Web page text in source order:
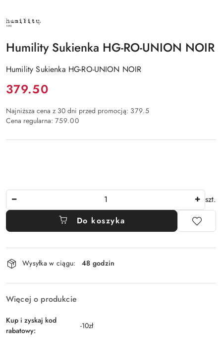
NAZWA
PRODUCENTA:
Humility Sukienka HG-RO-UNION NOIR
Humility Sukienka HG-RO-UNION NOIR
Cena:
379.50
Najniższa cena z 30 dni przed promocją: 379.5
Cena regularna: 759.00
szt.
Do koszyka
Dostępność
i
dostawa
Wysyłka w ciągu: 48 godzin
Więcej o produkcie
Kup i zyskaj kod
rabatowy:
-10zł